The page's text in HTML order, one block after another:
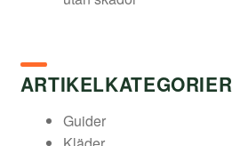
ARTIKELKATEGORIER
Guider